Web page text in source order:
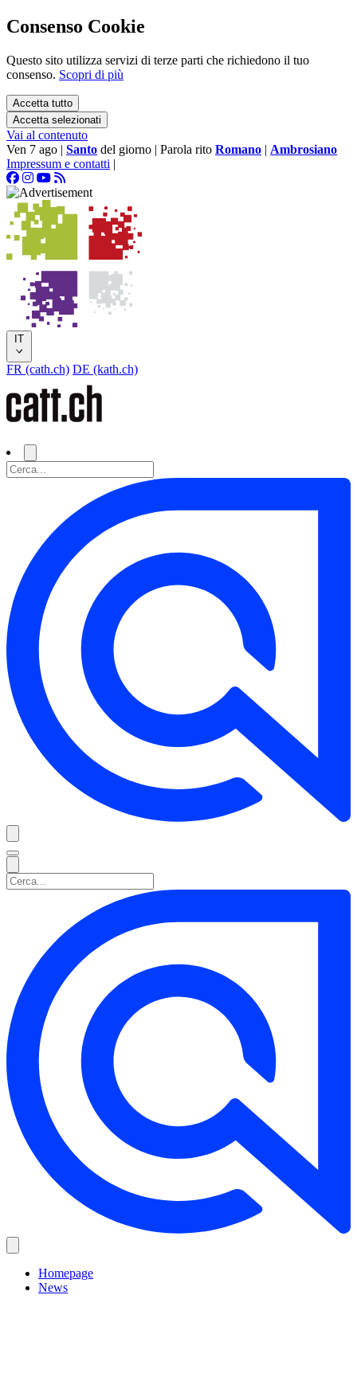
Consenso Cookie
Questo sito utilizza servizi di terze parti che richiedono il tuo
consenso. Scopri di più
Accetta tutto
Accetta selezionati
Vai al contenuto
Ven 7 ago | Santo del giorno | Parola rito Romano | Ambrosiano
Impressum e contatti |
IT
FR (cath.ch) DE (kath.ch)
Homepage
News